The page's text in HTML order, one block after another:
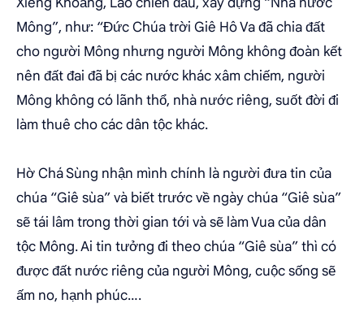
Mông”, như: “Đức Chúa trời Giê Hô Va đã chia đất
cho người Mông nhưng người Mông không đoàn kết
nên đất đai đã bị các nước khác xâm chiếm, người
Mông không có lãnh thổ, nhà nước riêng, suốt đời đi
làm thuê cho các dân tộc khác.
Hờ Chá Sùng nhận mình chính là người đưa tin của
chúa “Giê sùa” và biết trước về ngày chúa “Giê sùa”
sẽ tái lâm trong thời gian tới và sẽ làm Vua của dân
tộc Mông. Ai tin tưởng đi theo chúa “Giê sùa” thì có
được đất nước riêng của người Mông, cuộc sống sẽ
ấm no, hạnh phúc….